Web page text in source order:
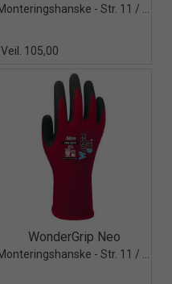
Veil. 105,00
Quick View+
WonderGrip Neo